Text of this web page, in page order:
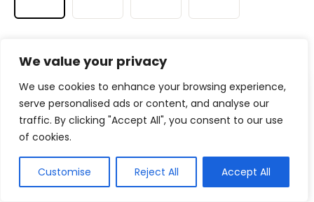
We value your privacy
We use cookies to enhance your browsing experience,
serve personalised ads or content, and analyse our
traffic. By clicking "Accept All", you consent to our use
of cookies.
Customise Reject All Accept All
Prós
Drivers de gama completa de 2,75″
Tweeters de suspensão de viagem linear
(LTS)